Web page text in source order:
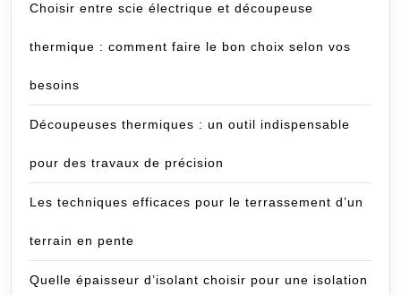
Choisir entre scie électrique et découpeuse
thermique : comment faire le bon choix selon vos
besoins
Découpeuses thermiques : un outil indispensable
pour des travaux de précision
Les techniques efficaces pour le terrassement d’un
terrain en pente
Quelle épaisseur d’isolant choisir pour une isolation